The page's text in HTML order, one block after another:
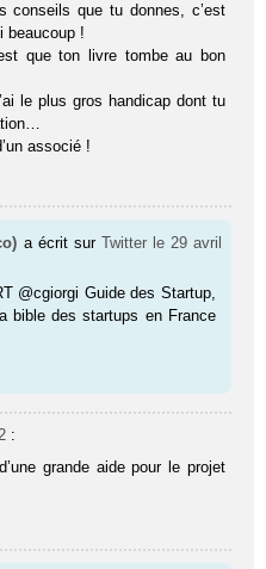
conseils que tu donnes, c’est
beaucoup !
que ton livre tombe au bon
le plus gros handicap dont tu
associé !
a écrit sur Twitter le 29 avril
@cgiorgi Guide des Startup,
bible des startups en France
:
grande aide pour le projet